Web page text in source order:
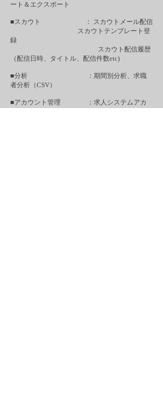
ート＆エクスポート
■スカウト ： スカウトメール配信
スカウトテンプレート登
録
スカウト配信履歴
（配信日時、タイトル、配信件数etc)
■分析 ：期間別分析、求職
者分析（CSV）
■アカウント管理 ：求人システムアカ